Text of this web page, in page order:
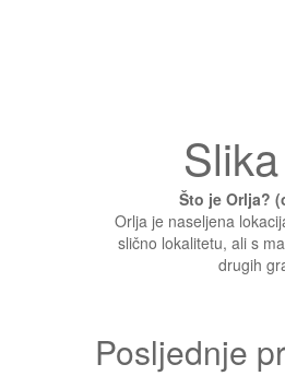
Što je Orlja?
Orlja je naseljena
slično lokalitetu, ali s
drugih
Posljednje